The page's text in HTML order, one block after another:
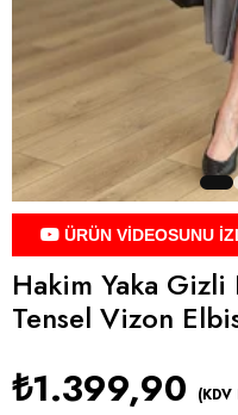
ÜRÜN VİDEOSUNU
Hakim Yaka Gizli
Tensel Vizon
₺1.399,90